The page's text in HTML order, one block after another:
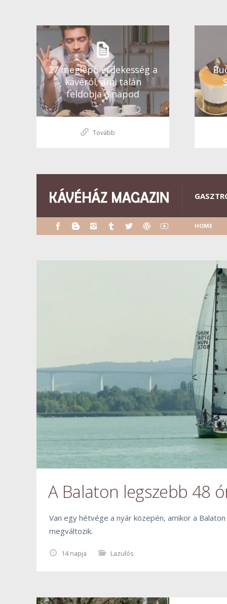
27 meglepő érdekesség a
kávéról, ami talán
feldobja a napod
Tovább
HOME
A Balaton legszebb 48
Van egy hétvége a nyár közepén, amikor a
megváltozik.
14 napja Lazulós